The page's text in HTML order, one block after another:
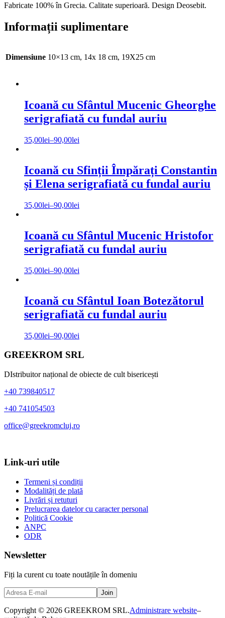
auriu
ramă
din
Fabricate 100% în Grecia. Calitate superioară. Design Deosebit.
Informații suplimentare
Dimensiune 10×13 cm, 14x 18 cm, 19X25 cm
Icoană cu Sfântul Mucenic Gheorghe
serigrafiată cu fundal auriu
35,00lei–90,00lei
Icoană cu Sfinții Împărați Constantin
și Elena serigrafiată cu fundal auriu
35,00lei–90,00lei
Icoană cu Sfântul Mucenic Hristofor
serigrafiată cu fundal auriu
35,00lei–90,00lei
Icoană cu Sfântul Ioan Botezătorul
serigrafiată cu fundal auriu
35,00lei–90,00lei
Bara
Footer
GREEKROM SRL
DIstribuitor național de obiecte de cult bisericești
+40 739840517
+40 741054503
office@greekromcluj.ro
Link-uri utile
Termeni și condiții
Modalități de plată
Livrări și retuturi
Prelucrarea datelor cu caracter personal
Politică Cookie
ANPC
ODR
Newsletter
Fiți la curent cu toate noutățile în domeniu
Copyright © 2026 GREEKROM SRL.Administrare website–